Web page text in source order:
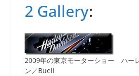
2 Gallery:
2009年の東京モーターショー ハー
ン／Buell